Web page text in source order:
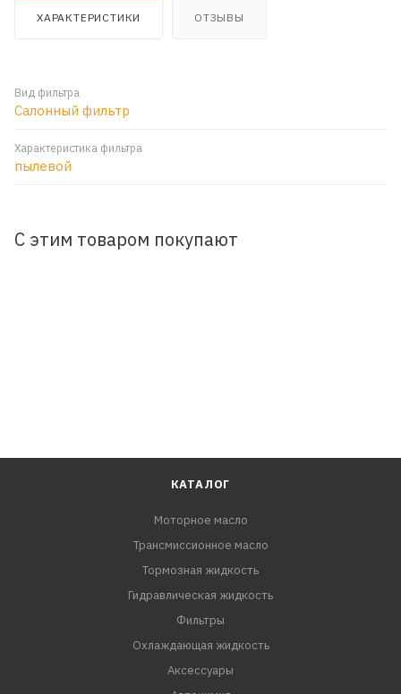
ХАРАКТЕРИСТИКИ ОТЗЫВЫ
Вид фильтра
Салонный фильтр
Характеристика фильтра
пылевой
С этим товаром покупают
КАТАЛОГ
Моторное масло
Трансмиссионное масло
Тормозная жидкость
Гидравлическая жидкость
Фильтры
Охлаждающая жидкость
Аксессуары